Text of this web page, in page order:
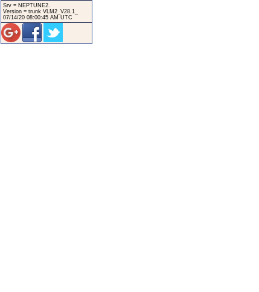
Srv = NEPTUNE2.
Version = trunk VLM2_V28.1_
07/14/20 08:00:45 AM UTC